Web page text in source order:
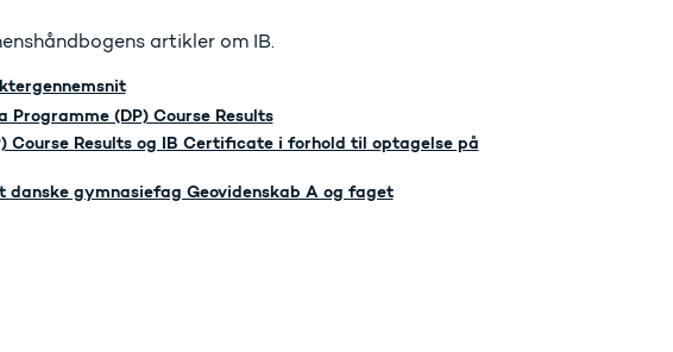
artikler om IB.
(DP) Course Results
Course Results og IB Certificate i forhold til optagelse på
gymnasiefag Geovidenskab A og faget